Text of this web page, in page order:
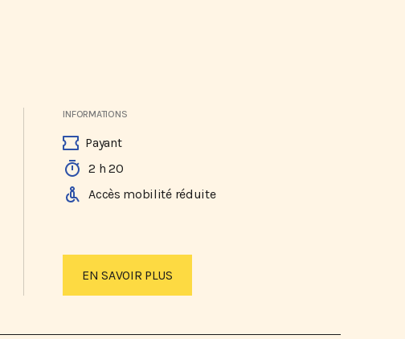
INFORMATIONS
Payant
2 h 20
Accès mobilité réduite
EN SAVOIR PLUS